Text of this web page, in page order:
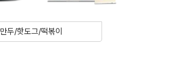
만두/핫도그/떡볶이